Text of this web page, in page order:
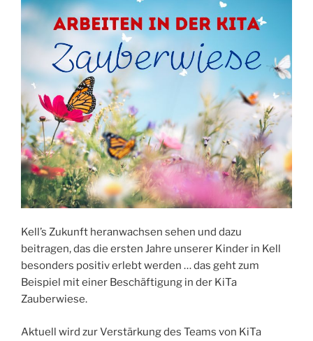
Kell’s Zukunft heranwachsen sehen und dazu
beitragen, das die ersten Jahre unserer Kinder in Kell
besonders positiv erlebt werden … das geht zum
Beispiel mit einer Beschäftigung in der KiTa
Zauberwiese.
Aktuell wird zur Verstärkung des Teams von KiTa